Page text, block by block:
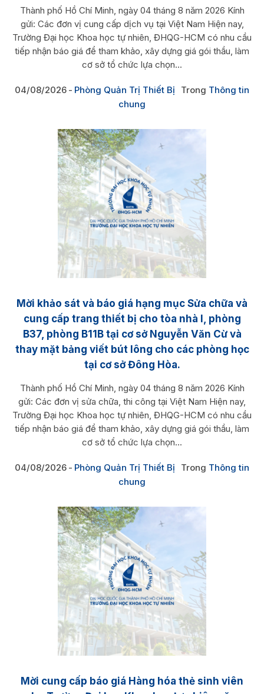
Thành phố Hồ Chí Minh, ngày 04 tháng 8 năm 2026 Kính
gửi: Các đơn vị cung cấp dịch vụ tại Việt Nam Hiện nay,
Trường Đại học Khoa học tự nhiên, ĐHQG-HCM có nhu cầu
tiếp nhận báo giá để tham khảo, xây dựng giá gói thầu, làm
cơ sở tổ chức lựa chọn...
04/08/2026 Phòng Quản Trị Thiết Bị Trong Thông tin
chung
Mời khảo sát và báo giá hạng mục Sửa chữa và
cung cấp trang thiết bị cho tòa nhà I, phòng
B37, phòng B11B tại cơ sở Nguyễn Văn Cừ và
thay mặt bảng viết bút lông cho các phòng học
tại cơ sở Đông Hòa.
Thành phố Hồ Chí Minh, ngày 04 tháng 8 năm 2026 Kính
gửi: Các đơn vị sửa chữa, thi công tại Việt Nam Hiện nay,
Trường Đại học Khoa học tự nhiên, ĐHQG-HCM có nhu cầu
tiếp nhận báo giá để tham khảo, xây dựng giá gói thầu, làm
cơ sở tổ chức lựa chọn...
04/08/2026 Phòng Quản Trị Thiết Bị Trong Thông tin
chung
Mời cung cấp báo giá Hàng hóa thẻ sinh viên